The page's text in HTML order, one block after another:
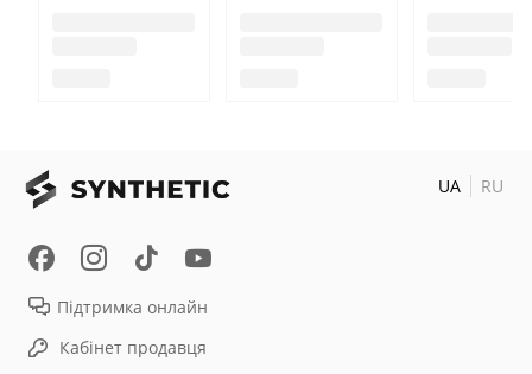
Підтримка онлайн
Кабінет продавця
UA RU